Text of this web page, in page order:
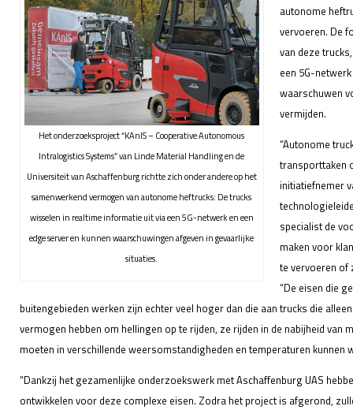
Het onderzoeksproject “KAnIS – Cooperative Autonomous
Intralogistics Systems” van Linde Material Handling en de
Universiteit van Aschaffenburg richtte zich onder andere op het
samenwerkend vermogen van autonome heftrucks: De trucks
wisselen in realtime informatie uit via een 5G-netwerk en een
edge server en kunnen waarschuwingen afgeven in gevaarlijke
situaties.
autonome
vervoeren. De
van deze
een 5G-
waarschuwen
vermijden.
“Autonome
transporttaken
initiatiefnemer
specialist de
maken voor
te vervoeren of
“De eisen die
buitengebieden werken zijn echter veel hoger dan die aan trucks die
vermogen hebben om hellingen op te rijden, ze rijden in de nabijheid van
moeten in verschillende weersomstandigheden en temperaturen kunnen
“Dankzij het gezamenlijke onderzoekswerk met Aschaffenburg UAS
ontwikkelen voor deze complexe eisen. Zodra het project is afgerond,